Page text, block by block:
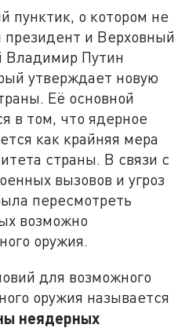
пунктик, о котором не
президент и Верховный
Владимир Путин
утверждает новую
Её основной
в том, что ядерное
как крайняя мера
страны. В связи с
вызовов и угроз
пересмотреть
возможно
оружия.
для возможного
оружия называется
неядерных